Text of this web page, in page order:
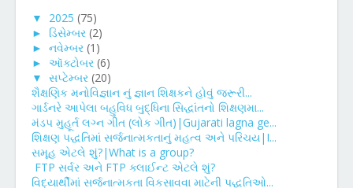
▼ 2025 (75)
► ડિસેમ્બર (2)
► નવેમ્બર (1)
► ઑક્ટોબર (6)
▼ સપ્ટેમ્બર (20)
શૈક્ષણિક મનોવિજ્ઞાન નું જ્ઞાન શિક્ષકને હોવું જરૂરી...
ગાર્ડનરે આપેલા બહુવિધ બુદ્ધિના સિદ્ધાંતનો શિક્ષણમા...
મંડપ મુહૂર્ત લગ્ન ગીત (લોક ગીત)|Gujarati lagna ge...
શિક્ષણ પદ્ધતિમાં સર્જનાત્મકતાનું મહત્વ અને પરિચય|I...
સમૂહ એટલે શું?|What is a group?
FTP સર્વર અને FTP ક્લાઈન્ટ એટલે શું?
વિદ્યાર્થીમાં સર્જનાત્મકતા વિકસાવવા માટેની પદ્ધતિઓ...